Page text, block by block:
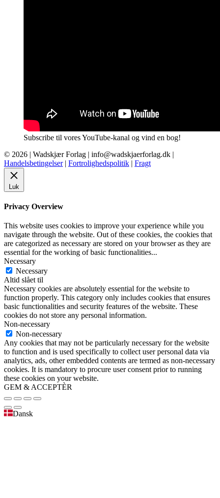
Subscribe til vores YouTube-kanal og vind en bog!
© 2026 | Wadskjær Forlag | info@wadskjaerforlag.dk |
Handelsbetingelser| Fortrolighedspolitik | Fragt
Luk
Privacy Overview
This website uses cookies to improve your experience while you
navigate through the website. Out of these cookies, the cookies that
are categorized as necessary are stored on your browser as they are
essential for the working of basic functionalities...
Necessary
Necessary
Altid slået til
Necessary cookies are absolutely essential for the website to
function properly. This category only includes cookies that ensures
basic functionalities and security features of the website. These
cookies do not store any personal information.
Non-necessary
Non-necessary
Any cookies that may not be particularly necessary for the website
to function and is used specifically to collect user personal data via
analytics, ads, other embedded contents are termed as non-necessary
cookies. It is mandatory to procure user consent prior to running
these cookies on your website.
GEM & ACCEPTÈR
Dansk